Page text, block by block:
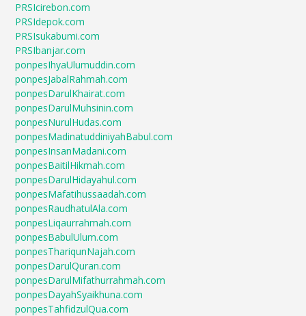
PRSIcirebon.com
PRSIdepok.com
PRSIsukabumi.com
PRSIbanjar.com
ponpesIhyaUlumuddin.com
ponpesJabalRahmah.com
ponpesDarulKhairat.com
ponpesDarulMuhsinin.com
ponpesNurulHudas.com
ponpesMadinatuddiniyahBabul.com
ponpesInsanMadani.com
ponpesBaitilHikmah.com
ponpesDarulHidayahul.com
ponpesMafatihussaadah.com
ponpesRaudhatulAla.com
ponpesLiqaurrahmah.com
ponpesBabulUlum.com
ponpesThariqunNajah.com
ponpesDarulQuran.com
ponpesDarulMifathurrahmah.com
ponpesDayahSyaikhuna.com
ponpesTahfidzulQua.com